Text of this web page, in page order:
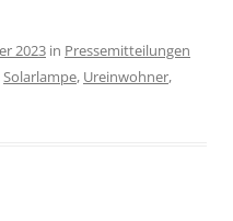
2023 in Pressemitteilungen
Solarlampe, Ureinwohner,